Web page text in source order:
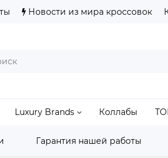
Новости из мира кроссовок
Luxury Brands Коллабы
Гарантия нашей работы
Nike Другие Cortez